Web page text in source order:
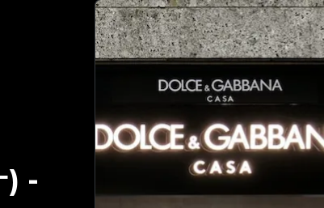
) -